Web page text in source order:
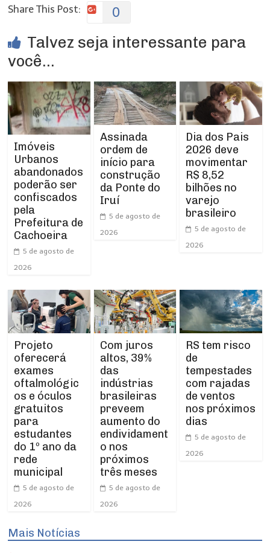
Share This Post: 0
Talvez seja interessante para
você...
Imóveis
Urbanos
abandonados
poderão ser
confiscados
pela
Prefeitura de
Cachoeira
5 de agosto de
2026
Assinada
ordem de
início para
construção
da Ponte do
Iruí
5 de agosto de
2026
Dia dos Pais
2026 deve
movimentar
R$ 8,52
bilhões no
varejo
brasileiro
5 de agosto de
2026
Projeto
oferecerá
exames
oftalmológic
os e óculos
gratuitos
para
estudantes
do 1º ano da
rede
municipal
5 de agosto de
2026
Com juros
altos, 39%
das
indústrias
brasileiras
preveem
aumento do
endividament
o nos
próximos
três meses
5 de agosto de
2026
RS tem risco
de
tempestades
com rajadas
de ventos
nos próximos
dias
5 de agosto de
2026
Mais Notícias